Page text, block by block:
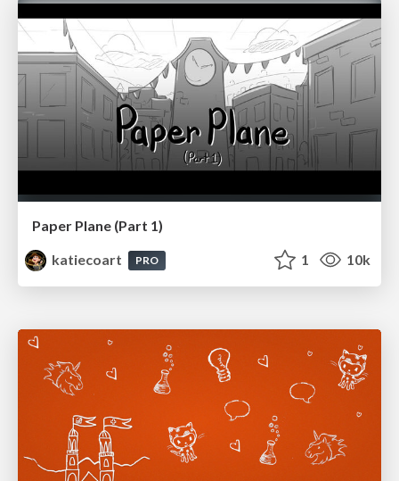
Paper Plane (Part 1)
katiecoart
PRO 1 10k